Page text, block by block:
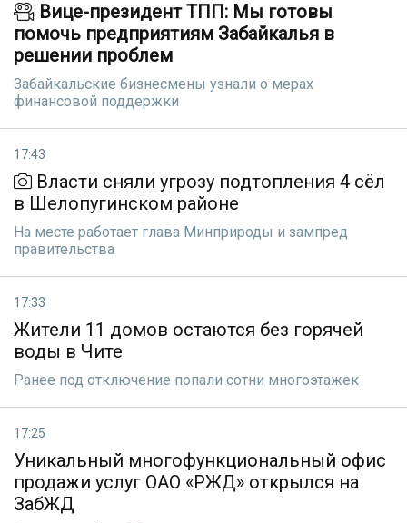
Вице-президент ТПП: Мы готовы
помочь предприятиям Забайкалья в
решении проблем
Забайкальские бизнесмены узнали о мерах
финансовой поддержки
17:43
Власти сняли угрозу подтопления 4 сёл
в Шелопугинском районе
На месте работает глава Минприроды и зампред
правительства
17:33
Жители 11 домов остаются без горячей
воды в Чите
Ранее под отключение попали сотни многоэтажек
17:25
Уникальный многофункциональный офис
продажи услуг ОАО «РЖД» открылся на
ЗабЖД